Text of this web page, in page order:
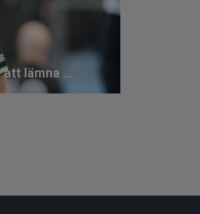
Uppgifter: Simon Strand nära att lämna Hammarby för Tyskland